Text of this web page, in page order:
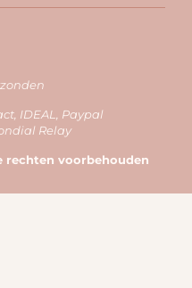
IDEAL, Paypal
Relay
rechten voorbehouden